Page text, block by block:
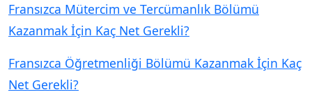
Fransızca Mütercim ve Tercümanlık Bölümü
Kazanmak İçin Kaç Net Gerekli?
Fransızca Öğretmenliği Bölümü Kazanmak İçin Kaç
Net Gerekli?